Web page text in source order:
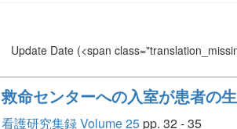
Update Date(<span
救命センターへの入室が患者の
看護研究集録 Volume 25pp. 32 - 35